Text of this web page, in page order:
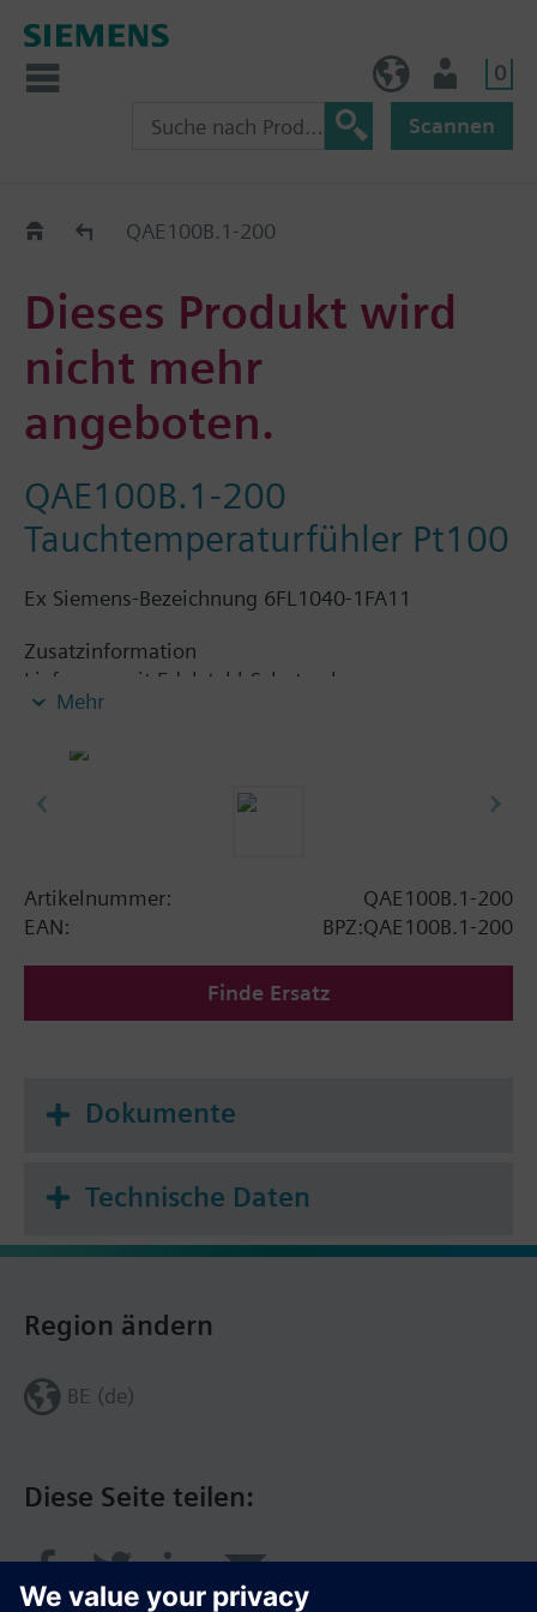
0
Scannen
Austauschhilfe
QAE100B.1-200
Dieses Produkt wird
nicht mehr
angeboten.
QAE100B.1-200
Tauchtemperaturfühler Pt100
Ex Siemens-Bezeichnung 6FL1040-1FA11
Zusatzinformation
Lieferung mit Edelstahl-Schutzrohr.
Mehr
Artikelnummer:
QAE100B.1-200
EAN:
BPZ:QAE100B.1-200
Finde Ersatz
Dokumente
Technische Daten
Diese Seite teilen:
Region ändern
BE (de)